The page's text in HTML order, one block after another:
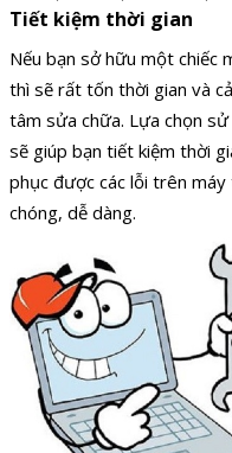
Tiết kiệm thời gian
Nếu bạn sở hữu một chiếc
thì sẽ rất tốn thời gian và
tâm sửa chữa. Lựa chọn
sẽ giúp bạn tiết kiệm thời
phục được các lỗi trên máy
chóng, dễ dàng.